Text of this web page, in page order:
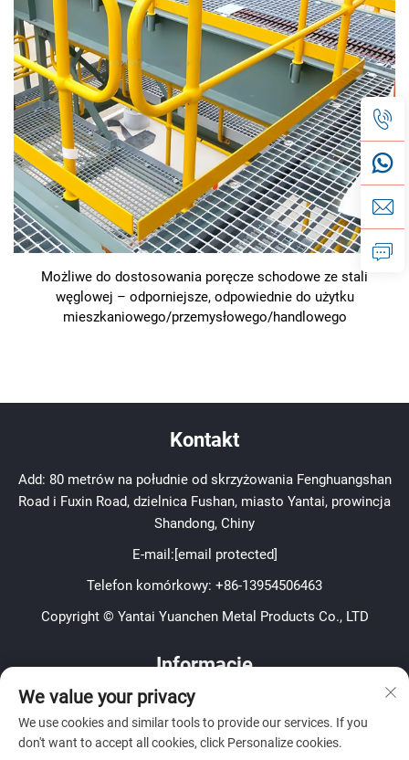
Możliwe do dostosowania poręcze schodowe ze stali
węglowej – odporniejsze, odpowiednie do użytku
mieszkaniowego/przemysłowego/handlowego
Kontakt
Add: 80 metrów na południe od skrzyżowania Fenghuangshan
Road i Fuxin Road, dzielnica Fushan, miasto Yantai, prowincja
Shandong, Chiny
E-mail:[email protected]
Telefon komórkowy: +86-13954506463
Copyright © Yantai Yuanchen Metal Products Co., LTD
Informacje
Zapisz się, aby otrzymywać nasz tygodniowy biuletyn
We value your privacy
We use cookies and similar tools to provide our services. If you
don't want to accept all cookies, click Personalize cookies.